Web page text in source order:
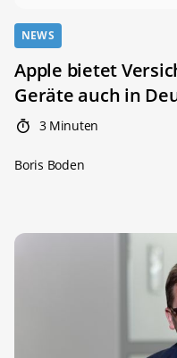
NEWS
Apple bietet
Geräte auch in
3 Minuten
Boris Boden